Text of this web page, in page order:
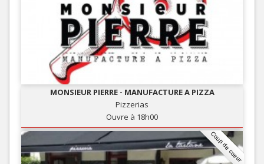
MONSIEUR PIERRE - MANUFACTURE A PIZZA
Pizzerias
Ouvre à 18h00
Coup de coeur